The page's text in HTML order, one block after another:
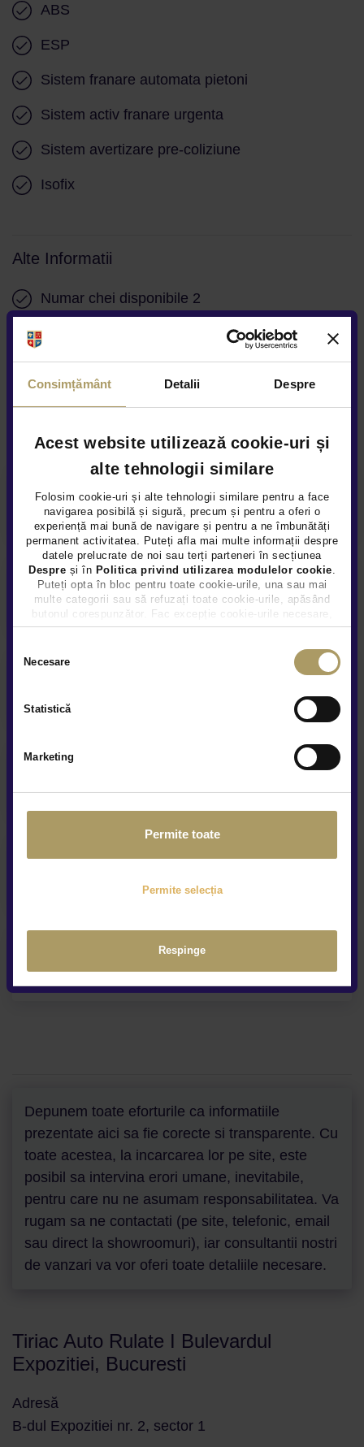
Consimțământ Detalii Despre
Acest website utilizează cookie-uri și
alte tehnologii similare
Folosim cookie-uri și alte tehnologii similare pentru a face
navigarea posibilă și sigură, precum și pentru a oferi o
experiență mai bună de navigare și pentru a ne îmbunătăți
permanent activitatea. Puteți afla mai multe informații despre
datele prelucrate de noi sau terți parteneri în secțiunea
Despre și în Politica privind utilizarea modulelor cookie.
Puteți opta în bloc pentru toate cookie-urile, una sau mai
multe categorii sau să refuzați toate cookie-urile, apăsând
butonul corespunzător. Fac excepție cookie-urile necesare,
care sunt activate automat, conform legislației în vigoare.
Necesare
Statistică
Marketing
Permite toate
Permite selecția
Respinge
ABS
ESP
Sistem franare automata pietoni
Sistem activ franare urgenta
Sistem avertizare pre-coliziune
Isofix
Alte Informatii
Numar chei disponibile 2
Alte servicii disponibile
Finantare flexibila
Garanție extinsă
Depunem toate eforturile ca informatiile
prezentate aici sa fie corecte si transparente. Cu
toate acestea, la incarcarea lor pe site, este
posibil sa intervina erori umane, inevitabile,
pentru care nu ne asumam responsabilitatea. Va
rugam sa ne contactati (pe site, telefonic, email
sau direct la showroomuri), iar consultantii nostri
de vanzari va vor oferi toate detaliile necesare.
Tiriac Auto Rulate I Bulevardul
Expozitiei, Bucuresti
Adresă
B-dul Expozitiei nr. 2, sector 1